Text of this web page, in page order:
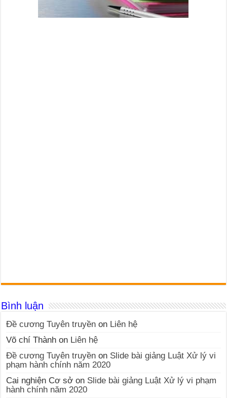
Bình luận
Đề cương Tuyên truyền on Liên hệ
Võ chí Thành on Liên hệ
Đề cương Tuyên truyền on Slide bài giảng Luật Xử lý vi
phạm hành chính năm 2020
Cai nghiện Cơ sở on Slide bài giảng Luật Xử lý vi phạm
hành chính năm 2020